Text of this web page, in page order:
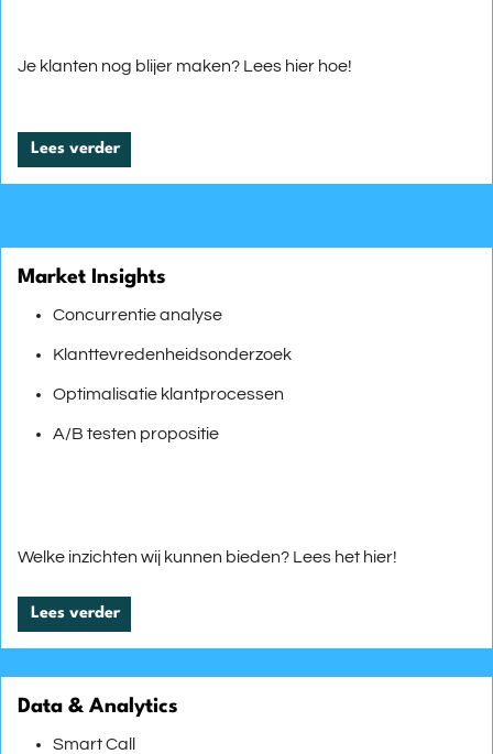
Je klanten nog blijer maken? Lees hier hoe!
Lees verder
Market Insights
Concurrentie analyse
Klanttevredenheidsonderzoek
Optimalisatie klantprocessen
A/B testen propositie
Welke inzichten wij kunnen bieden? Lees het hier!
Lees verder
Data & Analytics
Smart Call